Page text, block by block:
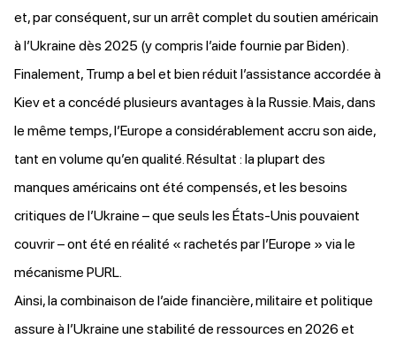
et, par conséquent, sur un arrêt complet du soutien américain
à l’Ukraine dès 2025 (y compris l’aide fournie par Biden).
Finalement, Trump a bel et bien réduit l’assistance accordée à
Kiev et a concédé plusieurs avantages à la Russie. Mais, dans
le même temps, l’Europe a considérablement accru son aide,
tant en volume qu’en qualité. Résultat : la plupart des
manques américains ont été compensés, et les besoins
critiques de l’Ukraine – que seuls les États-Unis pouvaient
couvrir – ont été en réalité « rachetés par l’Europe » via le
mécanisme PURL.
Ainsi, la combinaison de l’aide financière, militaire et politique
assure à l’Ukraine une stabilité de ressources en 2026 et